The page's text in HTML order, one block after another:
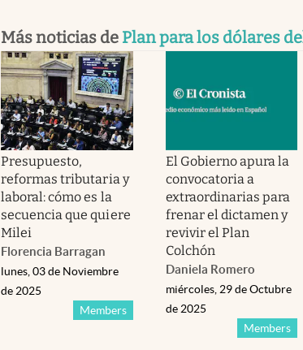
Más noticias de Plan para los dólares
Presupuesto,
reformas tributaria y
laboral: cómo es la
secuencia que quiere
Milei
Florencia Barragan
Members
lunes, 03 de Noviembre
de 2025
El Gobierno apura la
convocatoria a
extraordinarias para
frenar el dictamen y
revivir el Plan
Colchón
Daniela Romero
Members
miércoles, 29 de Octubre
de 2025